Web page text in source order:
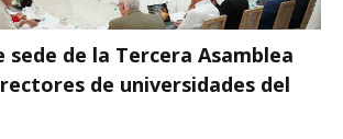
sede de la Tercera Asamblea
de universidades del